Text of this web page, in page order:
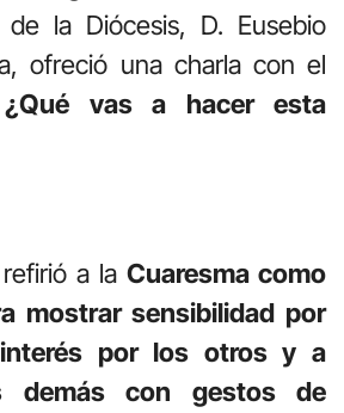
la Diócesis, D. Eusebio
ofreció una charla con el
vas a hacer esta
a la Cuaresma como
mostrar sensibilidad por
por los otros y a
demás con gestos de